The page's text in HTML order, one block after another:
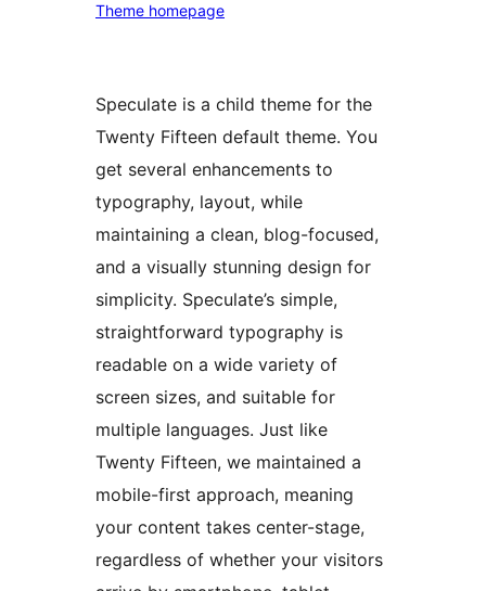
Theme homepage
Speculate is a child theme for the
Twenty Fifteen default theme. You
get several enhancements to
typography, layout, while
maintaining a clean, blog-focused,
and a visually stunning design for
simplicity. Speculate’s simple,
straightforward typography is
readable on a wide variety of
screen sizes, and suitable for
multiple languages. Just like
Twenty Fifteen, we maintained a
mobile-first approach, meaning
your content takes center-stage,
regardless of whether your visitors